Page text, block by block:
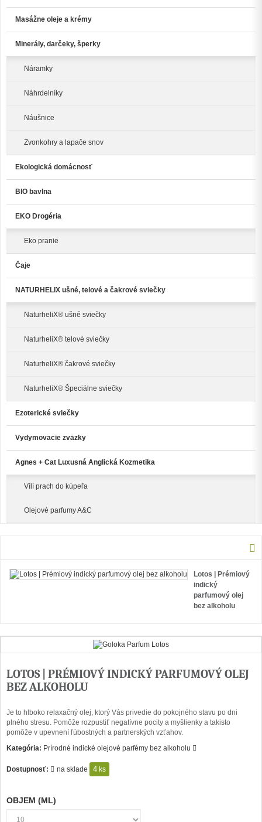
Masážne oleje a krémy
Minerály, darčeky, šperky
Náramky
Náhrdelníky
Náušnice
Zvonkohry a lapače snov
Ekologická domácnosť
BIO bavlna
EKO Drogéria
Eko pranie
Čaje
NATURHELIX ušné, telové a čakrové sviečky
NaturheliX® ušné sviečky
NaturheliX® telové sviečky
NaturheliX® čakrové sviečky
NaturheliX® Špeciálne sviečky
Ezoterické sviečky
Vydymovacie zväzky
Agnes + Cat Luxusná Anglická Kozmetika
Vílí prach do kúpeľa
Olejové parfumy A&C
Lotos | Prémiový
indický
parfumový olej
bez alkoholu
LOTOS | PRÉMIOVÝ INDICKÝ PARFUMOVÝ OLEJ
BEZ ALKOHOLU
Je to hlboko relaxačný olej, ktorý Vás privedie do pokojného stavu po dni
plného stresu. Pomôže rozpustiť negatívne pocity a myšlienky a takisto
pomôže v upevnení ľúbostných a partnerských vzťahov.
Kategória: Prírodné indické olejové parfémy bez alkoholu
Dostupnosť: na sklade 4 ks
OBJEM (ML)